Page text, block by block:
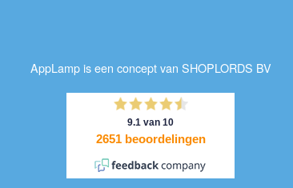
AppLamp is een concept van SHOPLORDS BV